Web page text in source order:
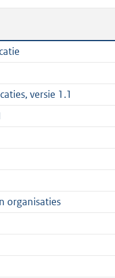
versie 1.1
organisaties